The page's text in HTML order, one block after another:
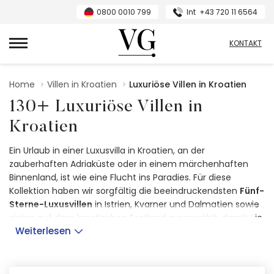
0800 0010 799 Int +43 720 11 6564
VillasGuide
KONTAKT
Home Villen in Kroatien Luxuriöse Villen in Kroatien
130+ Luxuriöse Villen in
Kroatien
Ein Urlaub in einer Luxusvilla in Kroatien, an der
zauberhaften Adriaküste oder in einem märchenhaften
Binnenland, ist wie eine Flucht ins Paradies. Für diese
Kollektion haben wir sorgfältig die beeindruckendsten Fünf-
Sterne-Luxusvillen in Istrien, Kvarner und Dalmatien sowie
einige auf dem kroatischen Festland ausgewählt, damit Sie
einen paradiesischen Urlaub planen können, an den Sie sich
Weiterlesen